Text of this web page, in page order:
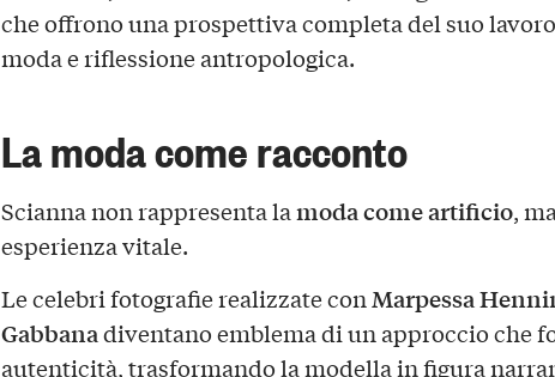
che offrono una prospettiva completa del suo
moda e riflessione antropologica.
La moda come racconto
Scianna non rappresenta lamoda come artificio,
esperienza vitale.
Le celebri fotografie realizzate conMarpessa
Gabbanadiventano emblema di un approccio che
autenticità, trasformando la modella in figura